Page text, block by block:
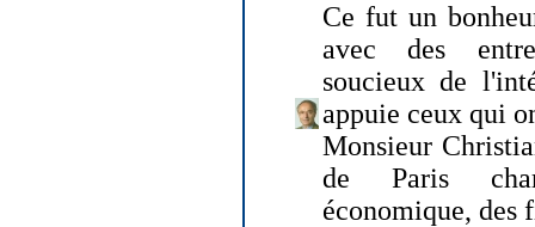
Ce fut un
avec des
soucieux de
appuie ceux qui
Monsieur
de Paris
économique, des